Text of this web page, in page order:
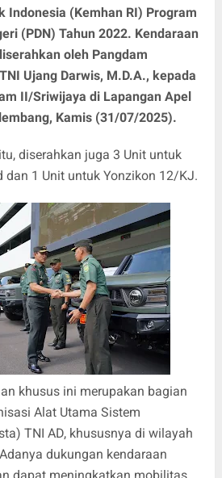
Indonesia (Kemhan RI) Program
(PDN) Tahun 2022. Kendaraan
oleh Pangdam
Ujang Darwis, M.D.A., kepada
II/Sriwijaya di Lapangan Apel
Kamis (31/07/2025).
diserahkan juga 3 Unit untuk
dan 1 Unit untuk Yonzikon 12/KJ.
khusus ini merupakan bagian
Alat Utama Sistem
TNI AD, khususnya di wilayah
dukungan kendaraan